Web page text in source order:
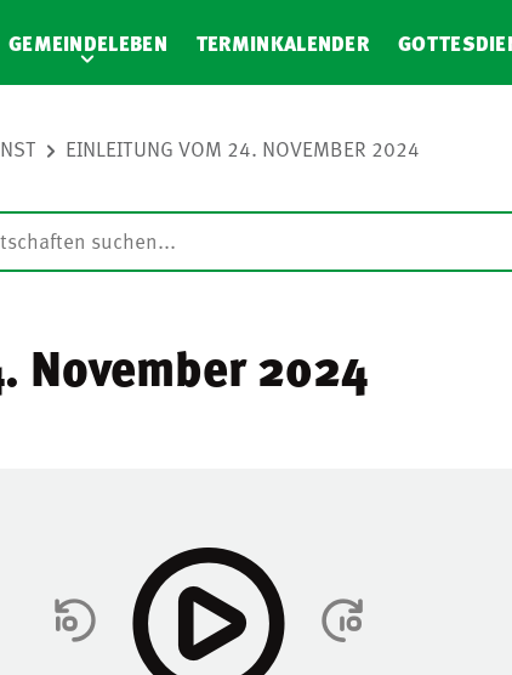
GEMEINDELEBEN TERMINKALENDER
EINLEITUNG VOM 24. NOVEMBER 2024
November 2024